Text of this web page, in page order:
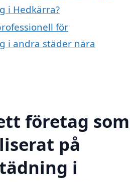
i Hedkärra?
för
i andra städer nära
företag som
på
i